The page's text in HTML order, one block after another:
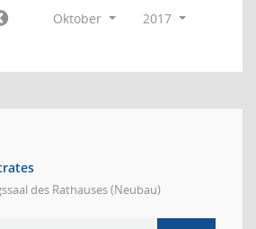
Oktober
2017
des Rathauses (Neubau)